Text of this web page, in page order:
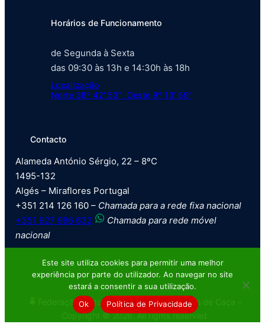
Horários de Funcionamento
de Segunda à Sexta
das 09:30 às 13h e 14:30h às 18h
Localização
Norte 38º 42′ 53” Oeste 9º 13′ 59”
Contacto
Alameda António Sérgio, 22 – 8ºC
1495-132
Algés – Miraflores Portugal
+351 214 126 160 – Chamada para a rede fixa nacional
+351 927 986 632
Chamada para rede móvel
nacional
Federação Portuguesa de Tiro com Armas de Caça –
Copyright © 2026. All rights reserved.
Este site utiliza cookies para permitir uma melhor
experiência por parte do utilizador. Ao navegar no site
estará a consentir a sua utilização.
Ok
Política de Privacidade